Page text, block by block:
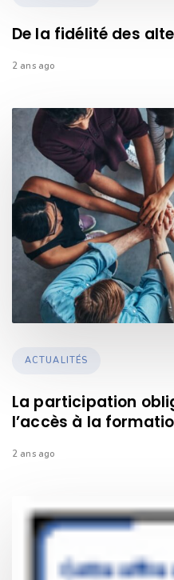
De la fidélité des
2 ans ago
TAGS
ACTUALITÉS
La participation
l’accès à la
2 ans ago